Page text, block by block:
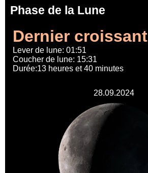
Phase de la Lune
Dernier croissant
Lever de lune: 01:51
Coucher de lune: 15:31
Durée:13 heures et 40 minutes
28.09.2024